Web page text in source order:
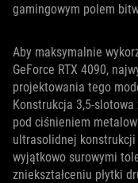
gamingowym polem
Aby maksymalnie
GeForce RTX 4090,
projektowania tego
Konstrukcja 3,5-
pod ciśnieniem
ultrasolidnej
wyjątkowo surowymi
zniekształceniu płytki